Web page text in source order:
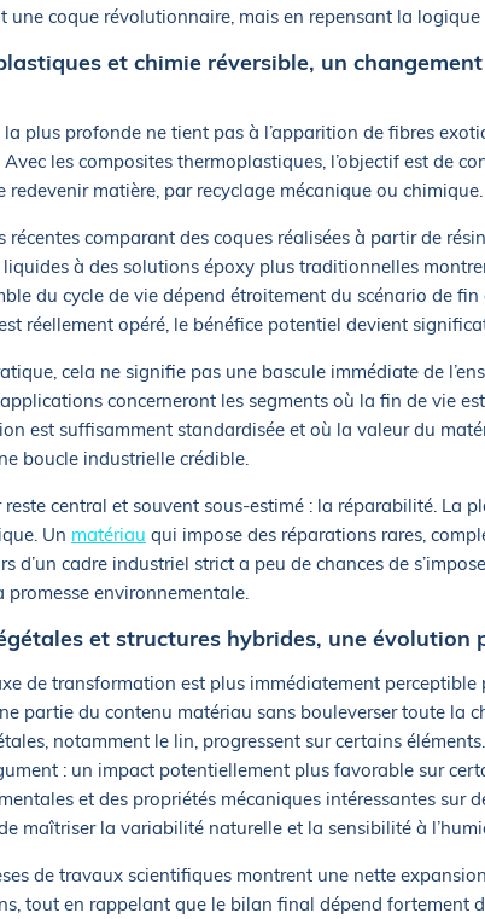
une coque révolutionnaire, mais en repensant la
et chimie réversible, un
plus profonde ne tient pas à l’apparition de fibres
les composites thermoplastiques, l’objectif est de
redevenir matière, par recyclage mécanique ou chimique.
récentes comparant des coques réalisées à partir de
à des solutions époxy plus traditionnelles
du cycle de vie dépend étroitement du scénario de fin
réellement opéré, le bénéfice potentiel devient
cela ne signifie pas une bascule immédiate de
concerneront les segments où la fin de vie
est suffisamment standardisée et où la valeur du
boucle industrielle crédible.
central et souvent sous-estimé : la réparabilité. La
Un matériau qui impose des réparations rares,
d’un cadre industriel strict a peu de chances de
promesse environnementale.
et structures hybrides, une évolution
de transformation est plus immédiatement perceptible
partie du contenu matériau sans bouleverser toute la
notamment le lin, progressent sur certains
: un impact potentiellement plus favorable sur
et des propriétés mécaniques intéressantes sur
maîtriser la variabilité naturelle et la sensibilité à
de travaux scientifiques montrent une nette
tout en rappelant que le bilan final dépend fortement